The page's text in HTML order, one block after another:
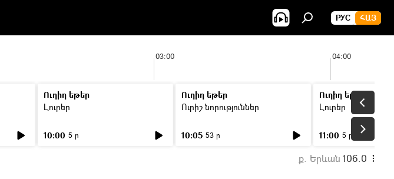
РУС ՀԱՅ
03:00 04:00
Ուղիղ եթեր
Լուրեր
10:00 5 ր
Ուղիղ եթեր
Ուրիշ նորություններ
10:05 53 ր
Ուղիղ եթեր
Լուրեր
11:00 5 ր
ք. Երևան 106.0